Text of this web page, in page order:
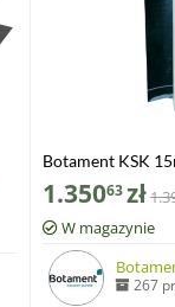
Botament KSK
1.35063zł
W magazynie
267